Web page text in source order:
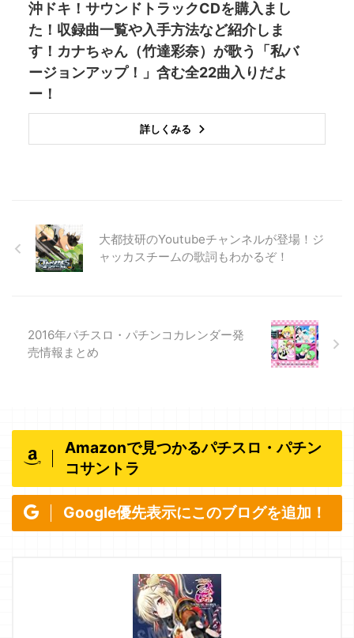
沖ドキ！サウンドトラックCDを購入まし
た！収録曲一覧や入手方法など紹介しま
す！カナちゃん（竹達彩奈）が歌う「私バ
ージョンアップ！」含む全22曲入りだよ
ー！
詳しくみる
大都技研のYoutubeチャンネルが登場！ジ
ャッカスチームの歌詞もわかるぞ！
2016年パチスロ・パチンコカレンダー発
売情報まとめ
Amazonで見つかるパチスロ・パチン
コサントラ
Google優先表示にこのブログを追加！